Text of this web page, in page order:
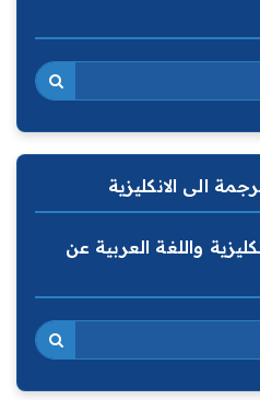
الى الانكليزية
واللغة العربية عن